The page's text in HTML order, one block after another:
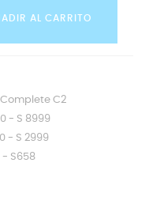
AL CARRITO
C2
- S 8999
- S 2999
- S658